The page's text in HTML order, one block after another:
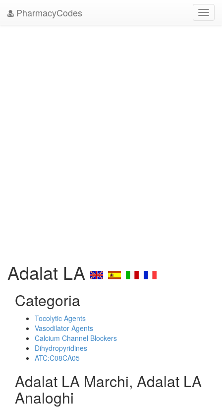
PharmacyCodes
Adalat LA
Categoria
Tocolytic Agents
Vasodilator Agents
Calcium Channel Blockers
Dihydropyridines
ATC:C08CA05
Adalat LA Marchi, Adalat LA
Analoghi